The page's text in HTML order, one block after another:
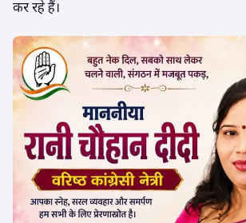
कर रहे हैं।